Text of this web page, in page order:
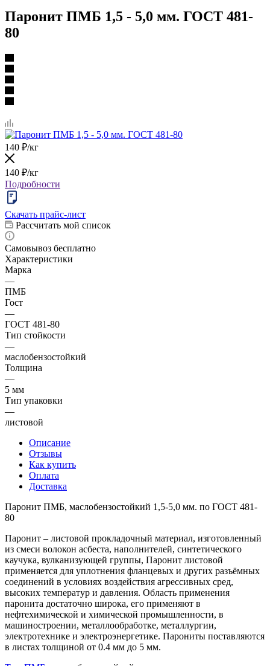
Паронит ПМБ 1,5 - 5,0 мм. ГОСТ 481-
80
140 ₽/кг
140 ₽/кг
Подробности
Скачать прайс-лист
Рассчитать мой список
Самовывоз бесплатно
Характеристики
Марка
—
ПМБ
Гост
—
ГОСТ 481-80
Тип стойкости
—
маслобензостойкий
Толщина
—
5 мм
Тип упаковки
—
листовой
Описание
Отзывы
Как купить
Оплата
Доставка
Паронит ПМБ, маслобензостойкий 1,5-5,0 мм. по ГОСТ 481-
80
Паронит – листовой прокладочный материал, изготовленный
из смеси волокон асбеста, наполнителей, синтетического
каучука, вулканизующей группы, Паронит листовой
применяется для уплотнения фланцевых и других разъёмных
соединений в условиях воздействия агрессивных сред,
высоких температур и давления. Область применения
паронита достаточно широка, его применяют в
нефтехимической и химической промышленности, в
машиностроении, металлообработке, металлургии,
электротехнике и электроэнергетике. Парониты поставляются
в листах толщиной от 0.4 мм до 5 мм.